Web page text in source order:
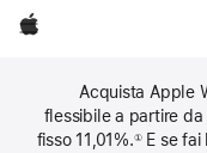
Apple
Acquista Apple
flessibile a partire da
fisso 11,01%.①E se fai